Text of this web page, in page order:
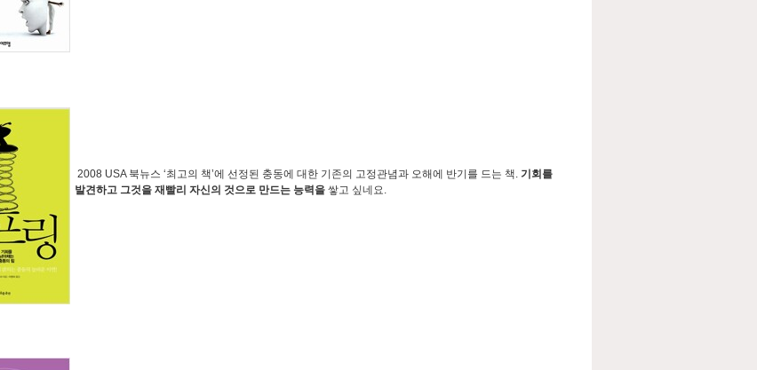
2008 USA 북뉴스 ‘최고의 책’에 선정된 충동에 대한 기존의 고정관념과 오해에 반기를 드는 책. 기회를
발견하고 그것을 재빨리 자신의 것으로 만드는 능력을 쌓고 싶네요.